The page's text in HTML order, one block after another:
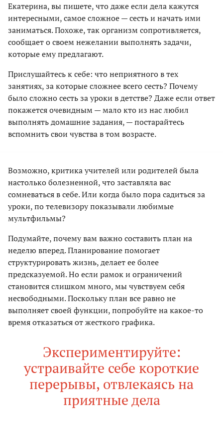
Екатерина, вы пишете, что даже если дела кажутся
интересными, самое сложное — сесть и начать ими
заниматься. Похоже, так организм сопротивляется,
сообщает о своем нежелании выполнять задачи,
которые ему предлагают.
Прислушайтесь к себе: что неприятного в тех
занятиях, за которые сложнее всего сесть? Почему
было сложно сесть за уроки в детстве? Даже если ответ
покажется очевидным — мало кто из нас любил
выполнять домашние задания, — постарайтесь
вспомнить свои чувства в том возрасте.
Возможно, критика учителей или родителей была
настолько болезненной, что заставляла вас
сомневаться в себе. Или когда было пора садиться за
уроки, по телевизору показывали любимые
мультфильмы?
Подумайте, почему вам важно составить план на
неделю вперед. Планирование помогает
структурировать жизнь, делает ее более
предсказуемой. Но если рамок и ограничений
становится слишком много, мы чувствуем себя
несвободными. Поскольку план все равно не
выполняет своей функции, попробуйте на какое-то
время отказаться от жесткого графика.
Экспериментируйте:
устраивайте себе короткие
перерывы, отвлекаясь на
приятные дела